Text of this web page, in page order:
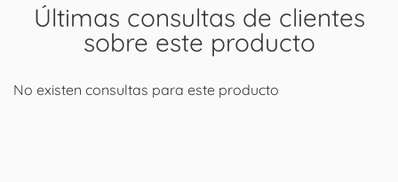
Últimas consultas de clientes
sobre este producto
No existen consultas para este producto